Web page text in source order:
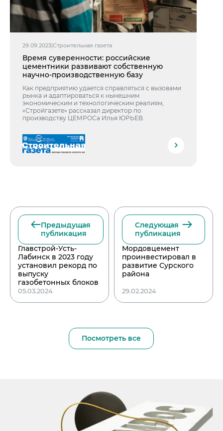
29.09.2023|Строительная газета
Время суверенности: российские
цементники развивают собственную
научно-производственную базу
Как предприятию удается справляться с вызовами
рынка и адаптироваться к нынешним
экономическим и технологическим реалиям,
«Стройгазете» рассказал директор по
производству ЦЕМРОСа Илья ЮРЬЕВ.
Предыдущая
публикация
Главстрой-Усть-
Лабинск в 2023 году
установил рекорд по
выпуску
газобетонных блоков
05.03.2024
Следующая
публикация
Мордовцемент
проинвестировал в
развитие Сурского
района
29.02.2024
Посмотреть все